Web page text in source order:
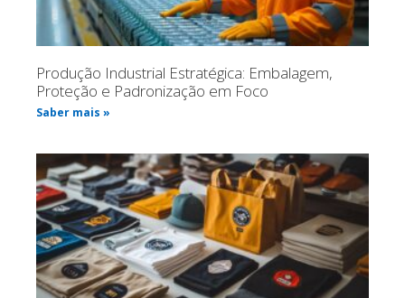
Produção Industrial Estratégica: Embalagem,
Proteção e Padronização em Foco
Saber mais »